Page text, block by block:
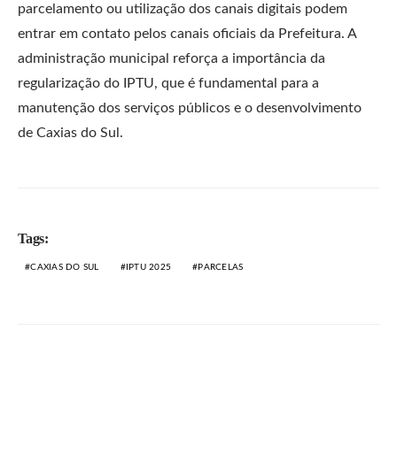
parcelamento ou utilização dos canais digitais podem
entrar em contato pelos canais oficiais da Prefeitura. A
administração municipal reforça a importância da
regularização do IPTU, que é fundamental para a
manutenção dos serviços públicos e o desenvolvimento
de Caxias do Sul.
Tags:
CAXIAS DO SUL IPTU 2025 PARCELAS